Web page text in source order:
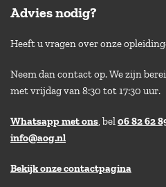
Advies nodig?
Heeft u vragen over onze
Neem dan contact op. We zijn
met vrijdag van 8:30 tot 17:30 uur.
Whatsapp met ons, bel06 82 62
info@aog.nl
Bekijk onze contactpagina